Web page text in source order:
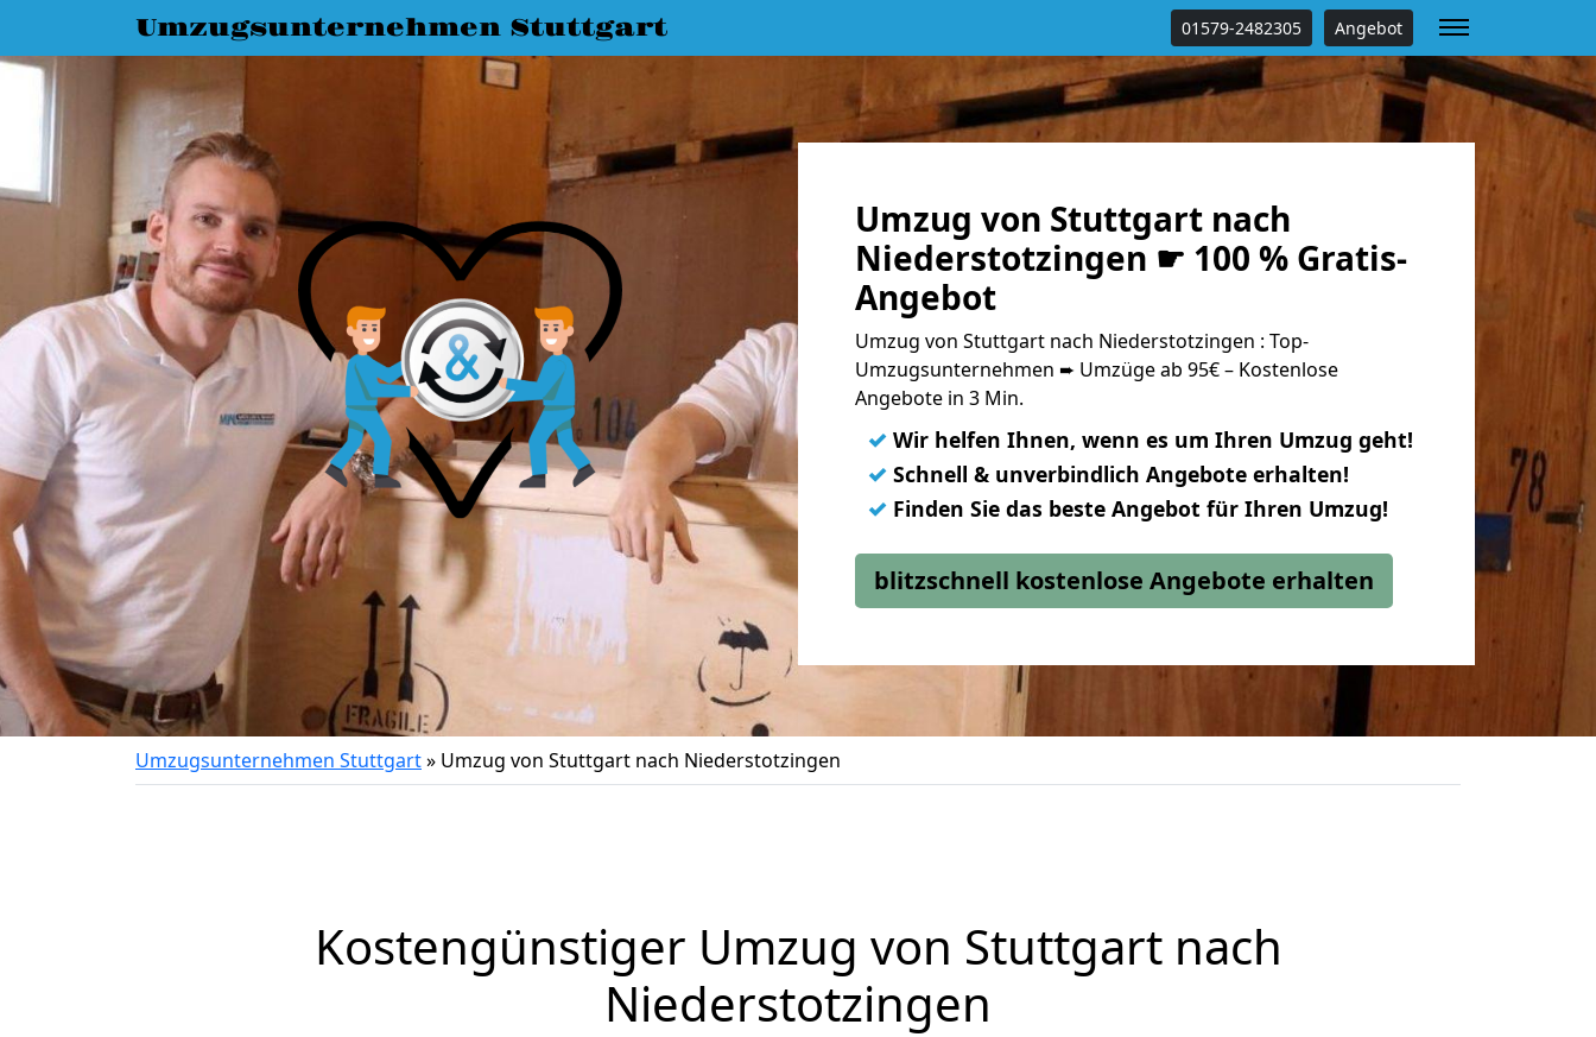
Umzugsunternehmen Stuttgart 01579-2482305 Angebot
Umzug von Stuttgart nach
Niederstotzingen ☛ 100 % Gratis-
Angebot
Umzug von Stuttgart nach Niederstotzingen : Top-
Umzugsunternehmen ➨ Umzüge ab 95€ – Kostenlose
Angebote in 3 Min.
✓ Wir helfen Ihnen, wenn es um Ihren Umzug geht!
✓ Schnell & unverbindlich Angebote erhalten!
✓ Finden Sie das beste Angebot für Ihren Umzug!
blitzschnell kostenlose Angebote erhalten
Umzugsunternehmen Stuttgart» Umzug von Stuttgart nach Niederstotzingen
Kostengünstiger Umzug von Stuttgart nach
Niederstotzingen